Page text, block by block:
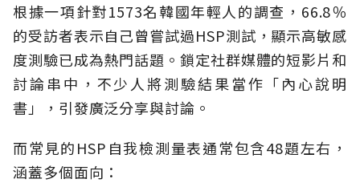
根據一項針對1573名韓國年輕人的調查，66.8％
的受訪者表示自己曾嘗試過HSP測試，顯示高敏感
度測驗已成為熱門話題。鎖定社群媒體的短影片和
討論串中，不少人將測驗結果當作「內心說明
書」，引發廣泛分享與討論。
而常見的HSP自我檢測量表通常包含48題左右，
涵蓋多個面向：